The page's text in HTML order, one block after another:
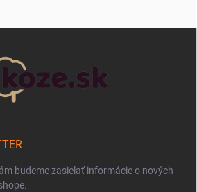
budeme zasielať informácie o nových